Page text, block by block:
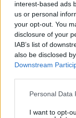
interest-based ads
us or personal
your opt-out. You
disclosure of your
IAB’s list of
also be disclosed
Downstream
Please note that
not limited to your
Personal Data
I want to opt-
07.08.2026, 15:58
Η Μαρίνα Βερνίκου
λαγοκέφαλο: Δεν
λόγος να
αποφεύγουμε τη
07.08.2026, 18:13